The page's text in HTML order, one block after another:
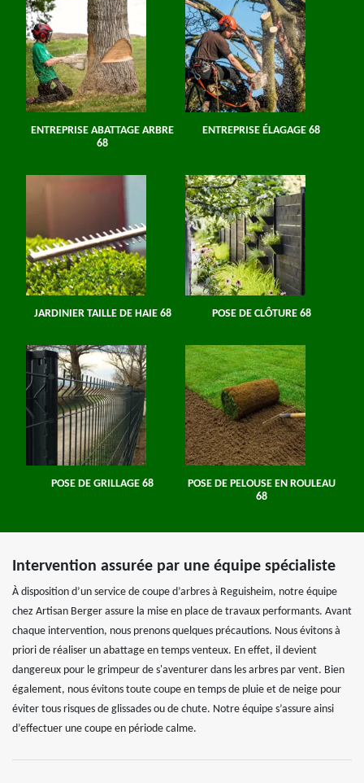
ENTREPRISE ABATTAGE ARBRE
68
ENTREPRISE ÉLAGAGE 68
JARDINIER TAILLE DE HAIE 68 POSE DE CLÔTURE 68
POSE DE GRILLAGE 68
POSE DE PELOUSE EN ROULEAU
68
Intervention assurée par une équipe spécialiste
À disposition d’un service de coupe d’arbres à Reguisheim, notre équipe
chez Artisan Berger assure la mise en place de travaux performants. Avant
chaque intervention, nous prenons quelques précautions. Nous évitons à
priori de réaliser un abattage en temps venteux. En effet, il devient
dangereux pour le grimpeur de s'aventurer dans les arbres par vent. Bien
également, nous évitons toute coupe en temps de pluie et de neige pour
éviter tous risques de glissades ou de chute. Notre équipe s’assure ainsi
d’effectuer une coupe en période calme.